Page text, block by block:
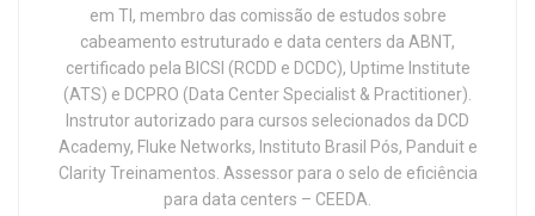
em TI, membro das comissão de estudos sobre
cabeamento estruturado e data centers da ABNT,
certificado pela BICSI (RCDD e DCDC), Uptime Institute
(ATS) e DCPRO (Data Center Specialist & Practitioner).
Instrutor autorizado para cursos selecionados da DCD
Academy, Fluke Networks, Instituto Brasil Pós, Panduit e
Clarity Treinamentos. Assessor para o selo de eficiência
para data centers – CEEDA.